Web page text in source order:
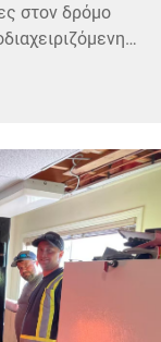
στον δρόμο
και η